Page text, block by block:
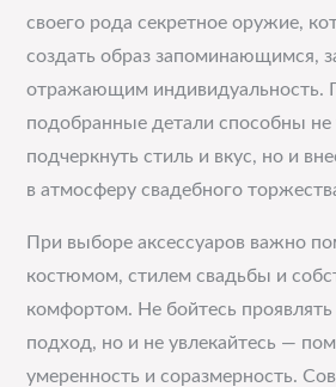
своего рода секретное оружие,
создать образ запоминающимся,
отражающим индивидуальность.
подобранные детали способны не
подчеркнуть стиль и вкус, но и
в атмосферу свадебного
При выборе аксессуаров важно
костюмом, стилем свадьбы и
комфортом. Не бойтесь проявлять
подход, но и не увлекайтесь —
умеренность и соразмерность.